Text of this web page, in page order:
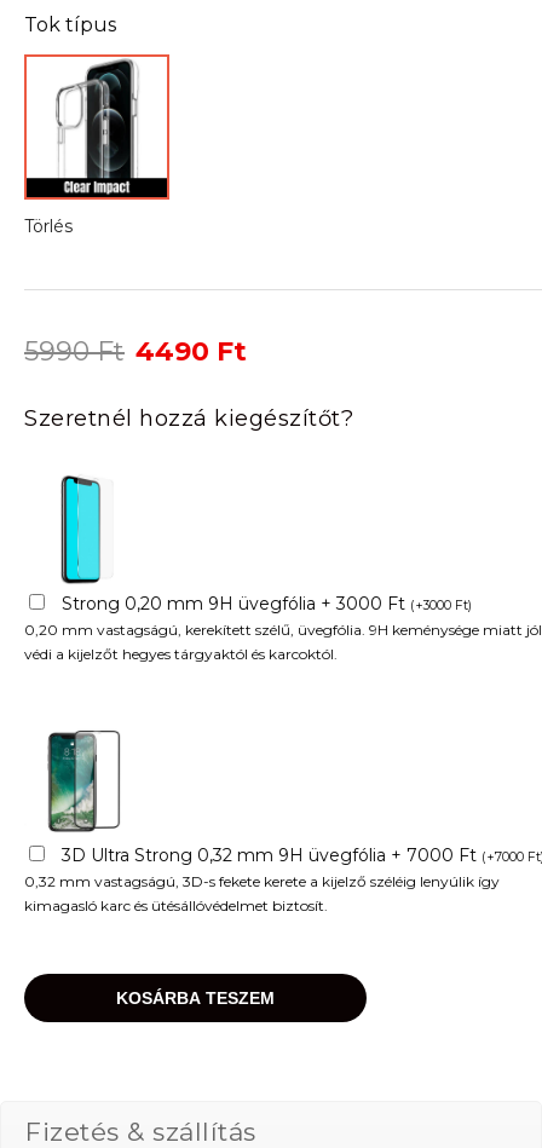
Tok típus
Törlés
5990Ft Original
was:
5990 Ft.
4490 Ft
is:
4490 Ft.
Szeretnél hozzá kiegészítőt?
Strong 0,20 mm 9H üvegfólia + 3000 Ft (+3000 Ft)
0,20 mm vastagságú, kerekített szélű, üvegfólia. 9H keménysége miatt jól
védi a kijelzőt hegyes tárgyaktól és karcoktól.
3D Ultra Strong 0,32 mm 9H üvegfólia + 7000 Ft (+7000 Ft
0,32 mm vastagságú, 3D-s fekete kerete a kijelző széléig lenyúlik így
kimagasló karc és ütésállóvédelmet biztosít.
KOSÁRBA TESZEM
Fizetés & szállítás